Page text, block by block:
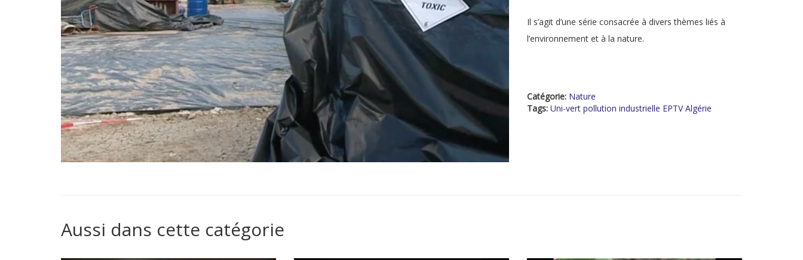
Il s’agit d’une série consacrée à divers thèmes liés à
l’environnement et à la nature.
Catégorie: Nature
Tags: Uni-vert pollution industrielle EPTV Algérie
Aussi dans cette catégorie